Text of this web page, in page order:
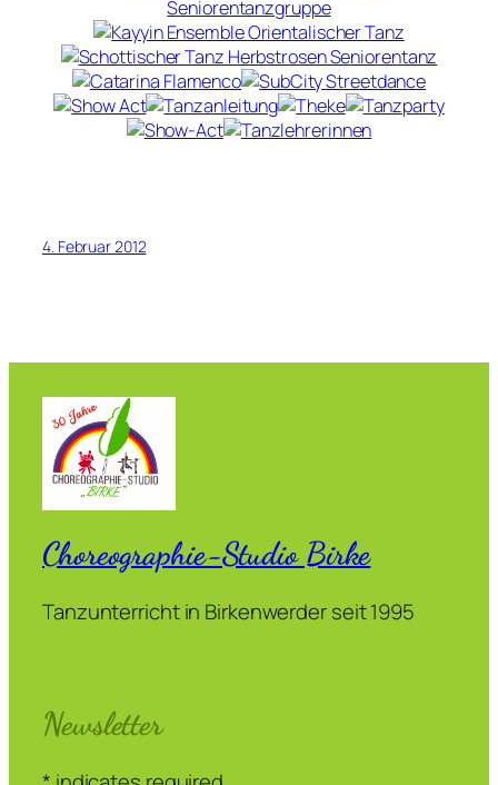
4. Februar 2012
Choreographie-Studio Birke
Tanzunterricht in Birkenwerder seit 1995
Newsletter